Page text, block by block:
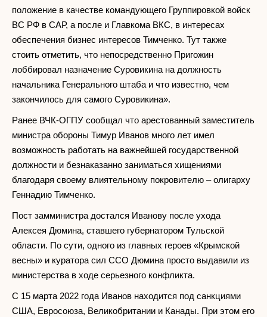
положение в качестве командующего Группировкой войск
ВС РФ в САР, а после и Главкома ВКС, в интересах
обеспечения бизнес интересов Тимченко. Тут также
стоить отметить, что непосредственно Пригожин
лоббировал назначение Суровикина на должность
начальника Генерального штаба и что известно, чем
закончилось для самого Суровикина».
Ранее ВЧК-ОГПУ сообщал что арестованный заместитель
министра обороны Тимур Иванов много лет имел
возможность работать на важнейшей государственной
должности и безнаказанно заниматься хищениями
благодаря своему влиятельному покровителю – олигарху
Геннадию Тимченко.
Пост замминистра достался Иванову после ухода
Алексея Дюмина, ставшего губернатором Тульской
области. По сути, одного из главных героев «Крымской
весны» и куратора сил ССО Дюмина просто выдавили из
министерства в ходе серьезного конфликта.
С 15 марта 2022 года Иванов находится под санкциями
США, Евросоюза, Великобритании и Канады. При этом его